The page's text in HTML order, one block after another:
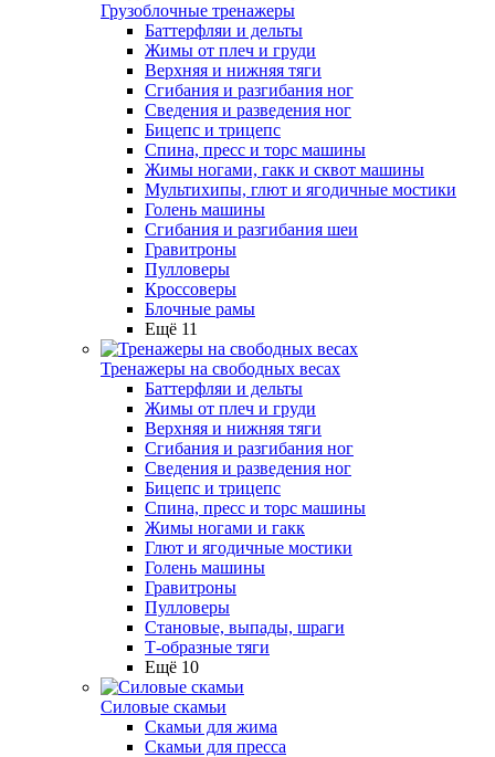
Грузоблочные тренажеры
Баттерфляи и дельты
Жимы от плеч и груди
Верхняя и нижняя тяги
Сгибания и разгибания ног
Сведения и разведения ног
Бицепс и трицепс
Спина, пресс и торс машины
Жимы ногами, гакк и сквот машины
Мультихипы, глют и ягодичные мостики
Голень машины
Сгибания и разгибания шеи
Гравитроны
Пулловеры
Кроссоверы
Блочные рамы
Ещё 11
Тренажеры на свободных весах
Баттерфляи и дельты
Жимы от плеч и груди
Верхняя и нижняя тяги
Сгибания и разгибания ног
Сведения и разведения ног
Бицепс и трицепс
Спина, пресс и торс машины
Жимы ногами и гакк
Глют и ягодичные мостики
Голень машины
Гравитроны
Пулловеры
Становые, выпады, шраги
Т-образные тяги
Ещё 10
Силовые скамьи
Скамьи для жима
Скамьи для пресса